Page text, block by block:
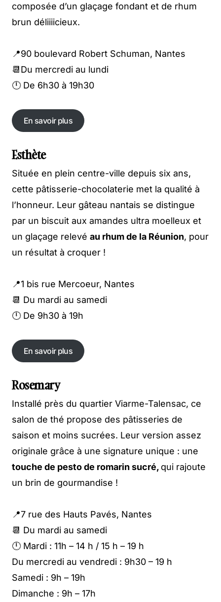
composée d’un glaçage fondant et de rhum
brun déliiiicieux.
📍90 boulevard Robert Schuman, Nantes
📆Du mercredi au lundi
🕛 De 6h30 à 19h30
En savoir plus
En savoir plus
Esthète
Située en plein centre-ville depuis six ans,
cette pâtisserie-chocolaterie met la qualité à
l’honneur. Leur gâteau nantais se distingue
par un biscuit aux amandes ultra moelleux et
un glaçage relevé au rhum de la Réunion, pour
un résultat à croquer !
📍1 bis rue Mercoeur, Nantes
📆 Du mardi au samedi
🕛 De 9h30 à 19h
En savoir plus
En savoir plus
Rosemary
Installé près du quartier Viarme-Talensac, ce
salon de thé propose des pâtisseries de
saison et moins sucrées. Leur version assez
originale grâce à une signature unique : une
touche de pesto de romarin sucré, qui rajoute
un brin de gourmandise !
📍7 rue des Hauts Pavés, Nantes
📆 Du mardi au samedi
🕛 Mardi : 11h – 14 h / 15 h – 19 h
Du mercredi au vendredi : 9h30 – 19 h
Samedi : 9h – 19h
Dimanche : 9h – 17h